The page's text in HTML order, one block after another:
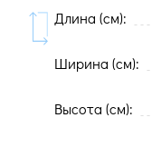
Длина (cм):
Ширина (cм):
Высота (cм):